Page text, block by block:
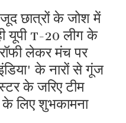
छात्रों के जोश में
यूपी T-20 लीग के
लेकर मंच पर
के नारों से गूंज
के जरिए टीम
लिए शुभकामना